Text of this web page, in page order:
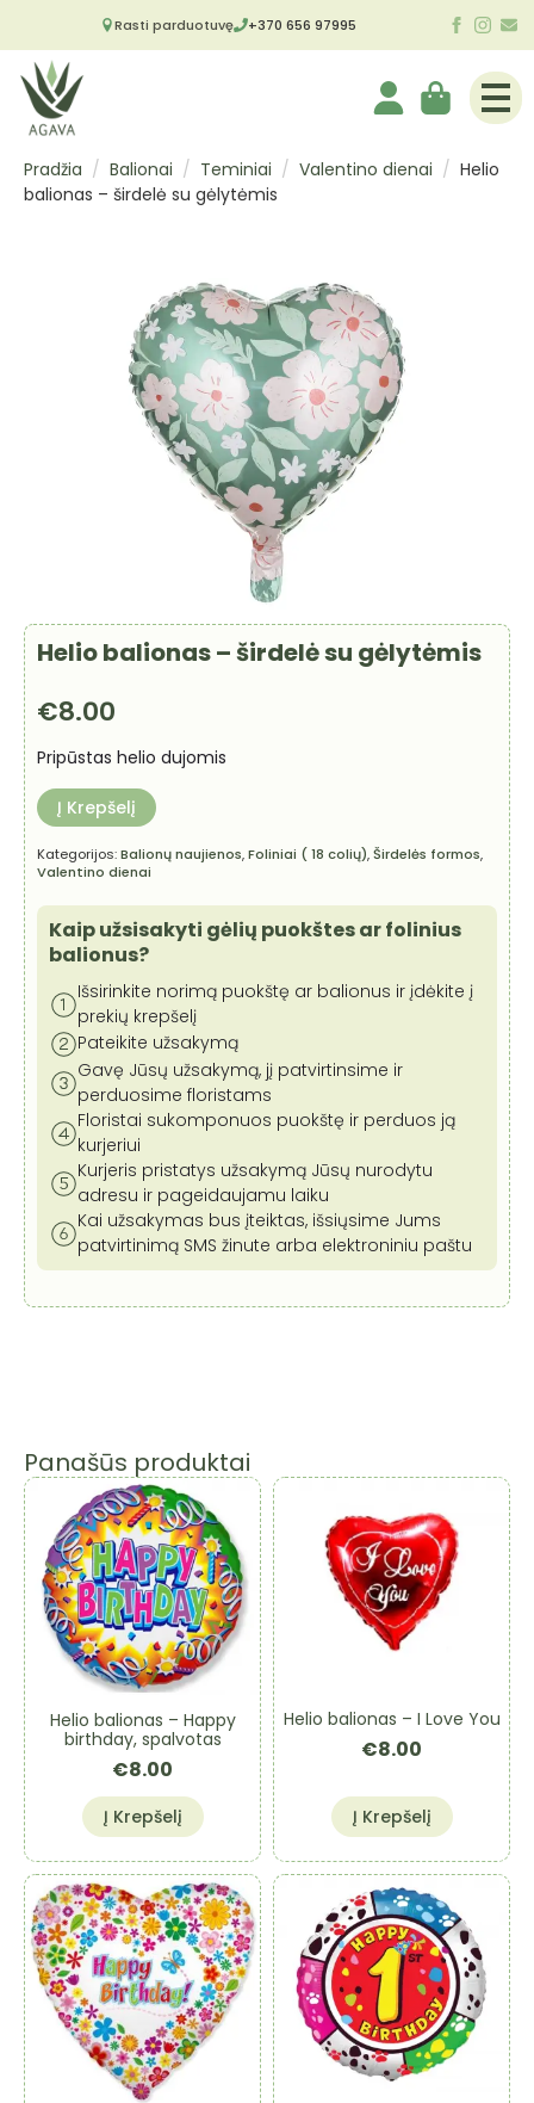
Rasti parduotuvę +370 656 97995
Pradžia Balionai Teminiai Valentino dienai
Helio
balionas – širdelė su gėlytėmis
Helio balionas – širdelė su gėlytėmis
€8.00
Pripūstas helio dujomis
Į Krepšelį
Kategorijos:Balionų naujienos,Foliniai ( 18 colių),Širdelės formos,
Valentino dienai
Kaip užsisakyti gėlių puokštes ar folinius
balionus?
Išsirinkite norimą puokštę ar balionus ir įdėkite į
prekių krepšelį
Pateikite užsakymą
Gavę Jūsų užsakymą, jį patvirtinsime ir
perduosime floristams
Floristai sukomponuos puokštę ir perduos ją
kurjeriui
Kurjeris pristatys užsakymą Jūsų nurodytu
adresu ir pageidaujamu laiku
Kai užsakymas bus įteiktas, išsiųsime Jums
patvirtinimą SMS žinute arba elektroniniu paštu
Panašūs produktai
Helio balionas – Happy
birthday, spalvotas
€8.00
Į Krepšelį
Helio balionas – I Love You
€8.00
Į Krepšelį